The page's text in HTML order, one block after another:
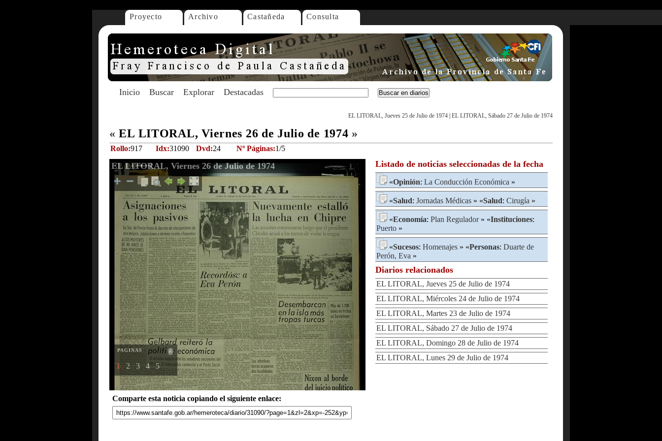
Proyecto Archivo Castañeda Consulta
Inicio Buscar Explorar Destacadas
EL LITORAL, Jueves 25 de Julio de 1974 EL LITORAL, Sábado 27 de Julio de 1974
« EL LITORAL, Viernes 26 de Julio de 1974 »
Rollo:917 Idx:31090 Dvd:24 Nº Páginas:1/5
EL LITORAL, Viernes 26 de Julio de 1974
PAGINAS
1 2 3 4 5
Comparte esta noticia copiando el siguiente enlace:
Listado de noticias seleccionadas de la fecha
«Opinión: La Conducción Económica »
«Salud: Jornadas Médicas » «Salud: Cirugía »
«Economía: Plan Regulador» «Instituciones:
Puerto »
«Sucesos: Homenajes » «Personas: Duarte de
Perón, Eva »
Diarios relacionados
EL LITORAL, Jueves 25 de Julio de 1974
EL LITORAL, Miércoles 24 de Julio de 1974
EL LITORAL, Martes 23 de Julio de 1974
EL LITORAL, Sábado 27 de Julio de 1974
EL LITORAL, Domingo 28 de Julio de 1974
EL LITORAL, Lunes 29 de Julio de 1974